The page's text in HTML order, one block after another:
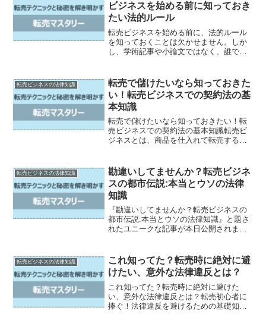
ビジネスを始める前に知っておき
たい法的ルール
転売ビジネスを始める前に、法的ルール
を知っておくことは欠かせません。しか
し、学術記事や小論文ではなく、誰でも
売ビジネスのためのステップをお伝えし
ます。この記事では、転売ビ...
転売ビジネスの法律知識
転売で儲けたいなら知っておきた
い！転売ビジネスでの契約法の基
本知識
転売で儲けたいなら知っておきたい！転
売ビジネスでの契約法の基本知識転売ビ
ジネスとは、商品を仕入れて転売するこ
目されています。しかし、転売ビジネス
は法律にも触れることがあ...
転売ビジネスの法律知識
勘違いしてませんか？転売ビジネ
スの都市伝説:本当とウソの法律
知識
『勘違いしてませんか？転売ビジネスの
都市伝説:本当とウソの法律知識』と題さ
れたユニークな記事が本日公開されまし
的には転売ビジネスは法律で禁じられて
いると思われがちですが...
転売ビジネスの法律知識
これ知ってた？転売時に絶対に避
けたい、意外な法律違反とは？
これ知ってた？転売時に絶対に避けた
い、意外な法律違反とは？転売初心者に
捧ぐ！法律違反を避けるための基礎知識